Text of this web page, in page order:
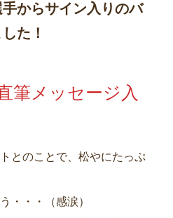
からサイン入りのバ
た！
筆メッセージ入
とのことで、松やにたっぷ
・・・（感涙）